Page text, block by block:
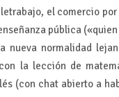
el comercio
pública
nueva normalidad
la lección de
(con chat abierto a